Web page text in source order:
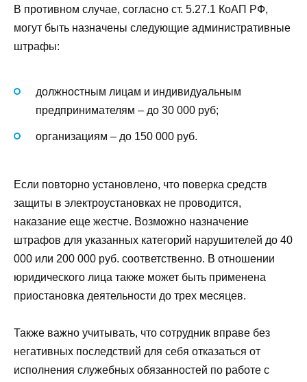
В противном случае, согласно ст. 5.27.1 КоАП РФ,
могут быть назначены следующие административные
штрафы:
должностным лицам и индивидуальным
предпринимателям – до 30 000 руб;
организациям – до 150 000 руб.
Если повторно установлено, что поверка средств
защиты в электроустановках не проводится,
наказание еще жестче. Возможно назначение
штрафов для указанных категорий нарушителей до 40
000 или 200 000 руб. соответственно. В отношении
юридического лица также может быть применена
приостановка деятельности до трех месяцев.
Также важно учитывать, что сотрудник вправе без
негативных последствий для себя отказаться от
исполнения служебных обязанностей по работе с